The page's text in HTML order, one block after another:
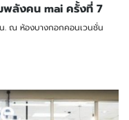
พลังคน mai ครั้งที่ 7
. ณ ห้องบางกอกคอนเวนชั่น